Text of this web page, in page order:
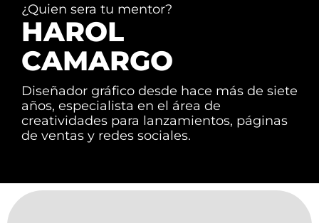
¿Quien sera tu mentor?
HAROL
CAMARGO
Diseñador gráfico desde hace más de siete
años, especialista en el área de
creatividades para lanzamientos, páginas
de ventas y redes sociales.